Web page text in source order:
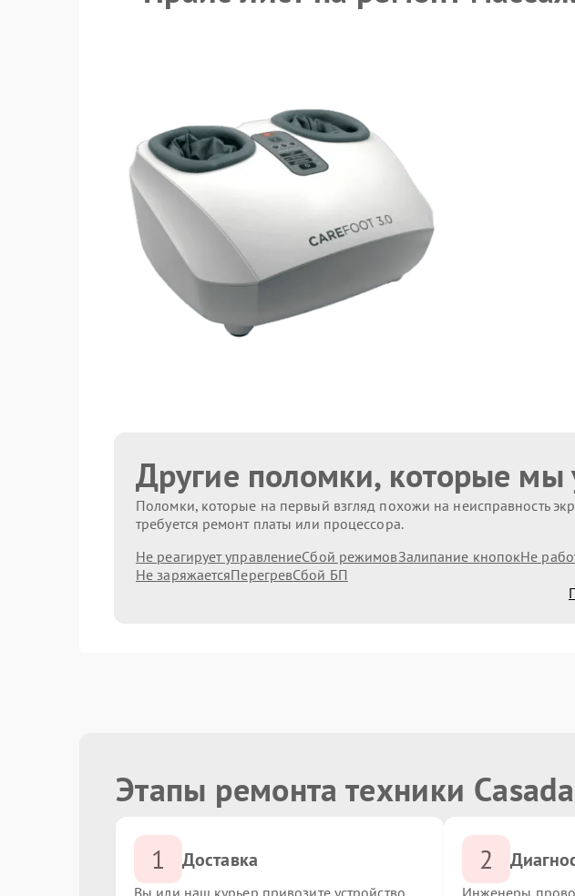
Другие поломки, которые мы
Поломки, которые на первый взгляд похожи на неисправность
требуется ремонт платы или процессора.
Не реагирует управлениеСбой режимовЗалипание кнопокНе
Не заряжаетсяПерегревСбой БП
Этапы ремонта техники Casada
1 Доставка
Вы или наш курьер привозите устройство
2
Инженеры